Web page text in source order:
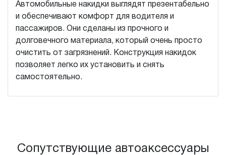
Автомобильные накидки выглядят презентабельно
и обеспечивают комфорт для водителя и
пассажиров. Они сделаны из прочного и
долговечного материала, который очень просто
очистить от загрязнений. Конструкция накидок
позволяет легко их установить и снять
самостоятельно.
Сопутствующие автоаксессуары